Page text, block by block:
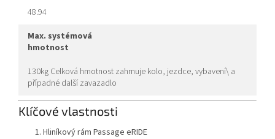
48.94
max. systémová
hmotnost
130kg Celková hmotnost zahrnuje kolo, jezdce, vybavení\ a
případné další zavazadlo
Klíčové vlastnosti
Hliníkový rám Passage eRIDE